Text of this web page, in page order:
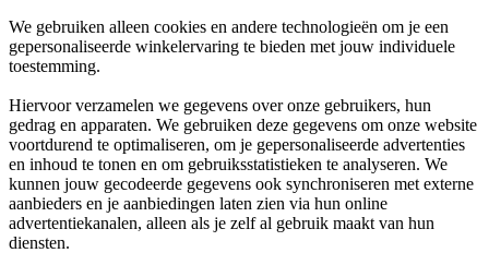
We gebruiken alleen cookies en andere technologieën om je een
gepersonaliseerde winkelervaring te bieden met jouw individuele
toestemming.
Hiervoor verzamelen we gegevens over onze gebruikers, hun
gedrag en apparaten. We gebruiken deze gegevens om onze website
voortdurend te optimaliseren, om je gepersonaliseerde advertenties
en inhoud te tonen en om gebruiksstatistieken te analyseren. We
kunnen jouw gecodeerde gegevens ook synchroniseren met externe
aanbieders en je aanbiedingen laten zien via hun online
advertentiekanalen, alleen als je zelf al gebruik maakt van hun
diensten.